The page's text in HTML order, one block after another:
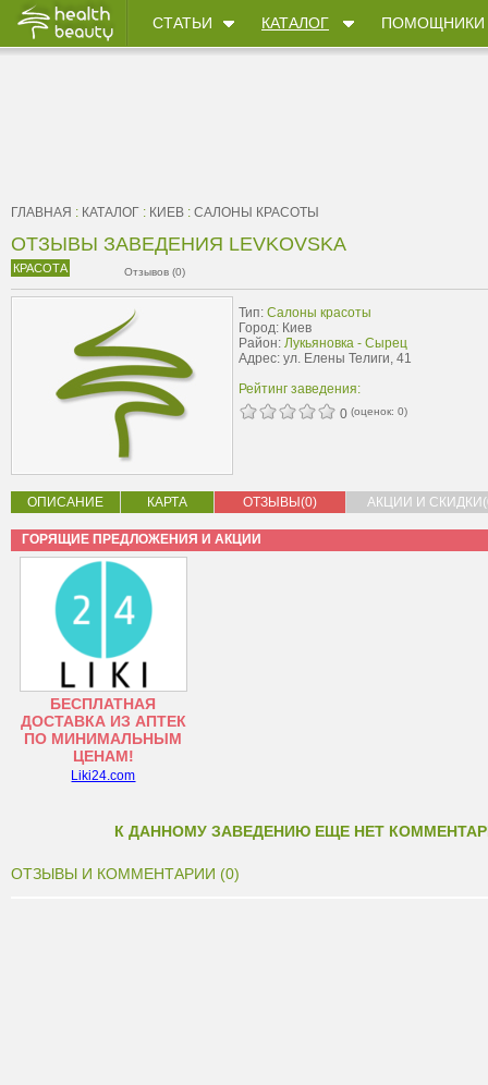
СТАТЬИ КАТАЛОГ ПОМОЩНИКИ
ГЛАВНАЯ : КАТАЛОГ : КИЕВ : САЛОНЫ КРАСОТЫ
ОТЗЫВЫ ЗАВЕДЕНИЯ LEVKOVSKA
КРАСОТА Отзывов (0)
Тип: Салоны красоты
Город: Киев
Район: Лукьяновка - Сырец
Адрес: ул. Елены Телиги, 41
Рейтинг заведения:
0 (оценок: 0)
ОПИСАНИЕ КАРТА ОТЗЫВЫ(0) АКЦИИ И
ГОРЯЩИЕ ПРЕДЛОЖЕНИЯ И АКЦИИ
БЕСПЛАТНАЯ
ДОСТАВКА ИЗ АПТЕК
ПО МИНИМАЛЬНЫМ
ЦЕНАМ!
Liki24.com
К ДАННОМУ ЗАВЕДЕНИЮ ЕЩЕ НЕТ
ОТЗЫВЫ И КОММЕНТАРИИ (0)